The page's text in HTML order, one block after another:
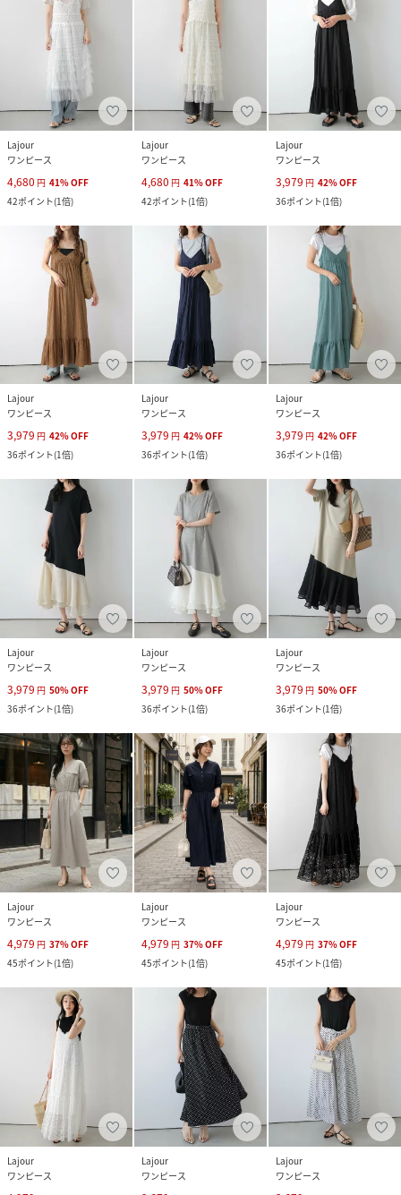
Lajour
ワンピース
4,680 円 41%OFF
42ポイント(1倍)
Lajour
ワンピース
4,680 円 41%OFF
42ポイント(1倍)
Lajour
ワンピース
3,979 円 42%OFF
36ポイント(1倍)
Lajour
ワンピース
3,979 円 42%OFF
36ポイント(1倍)
Lajour
ワンピース
3,979 円 42%OFF
36ポイント(1倍)
Lajour
ワンピース
3,979 円 42%OFF
36ポイント(1倍)
Lajour
ワンピース
3,979 円 50%OFF
36ポイント(1倍)
Lajour
ワンピース
3,979 円 50%OFF
36ポイント(1倍)
Lajour
ワンピース
3,979 円 50%OFF
36ポイント(1倍)
Lajour
ワンピース
4,979 円 37%OFF
45ポイント(1倍)
Lajour
ワンピース
4,979 円 37%OFF
45ポイント(1倍)
Lajour
ワンピース
4,979 円 37%OFF
45ポイント(1倍)
Lajour
ワンピース
Lajour
ワンピース
Lajour
ワンピース